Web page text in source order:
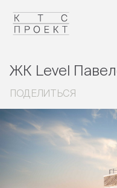
ЖК Level
ПОДЕЛИТЬСЯ